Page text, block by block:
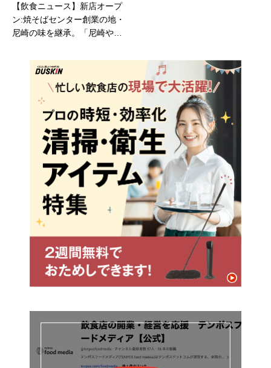
【飲食ニュース】新店オープ
ン:焼そばセンター創業の地・
尼崎の味を継承。「尼崎やき
に誕生！